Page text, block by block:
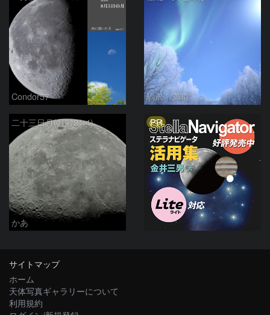
Condor57 駒沢 満晴
二十三日月(月齢21.4)
かあ
PR
サイトマップ
ホーム
天体写真ギャラリーについて
利用規約